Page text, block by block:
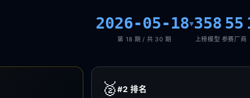
2026-05-18▾
第 18 期 / 共 30 期
358
上榜模型
55
参赛厂商
🥈 #2排名